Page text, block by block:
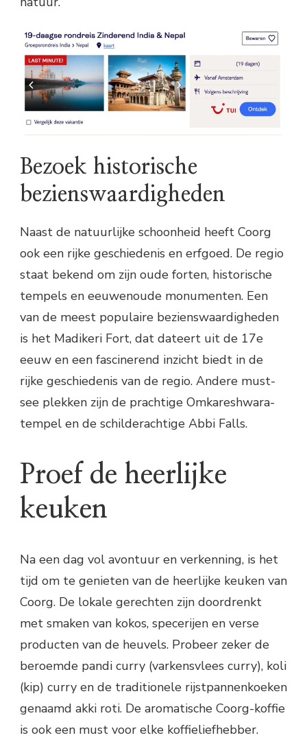
Bezoek historische
bezienswaardigheden
Naast de natuurlijke schoonheid heeft Coorg
ook een rijke geschiedenis en erfgoed. De regio
staat bekend om zijn oude forten, historische
tempels en eeuwenoude monumenten. Een
van de meest populaire bezienswaardigheden
is het Madikeri Fort, dat dateert uit de 17e
eeuw en een fascinerend inzicht biedt in de
rijke geschiedenis van de regio. Andere must-
see plekken zijn de prachtige Omkareshwara-
tempel en de schilderachtige Abbi Falls.
Proef de heerlijke
keuken
Na een dag vol avontuur en verkenning, is het
tijd om te genieten van de heerlijke keuken van
Coorg. De lokale gerechten zijn doordrenkt
met smaken van kokos, specerijen en verse
producten van de heuvels. Probeer zeker de
beroemde pandi curry (varkensvlees curry), koli
(kip) curry en de traditionele rijstpannenkoeken
genaamd akki roti. De aromatische Coorg-koffie
is ook een must voor elke koffieliefhebber.